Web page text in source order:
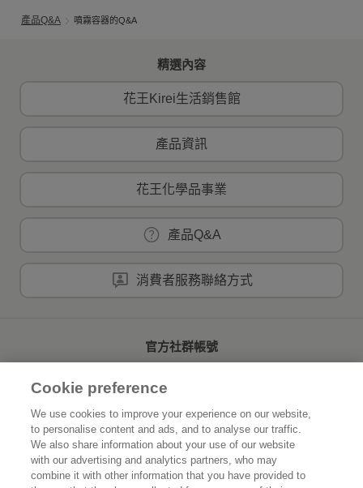
產品Q&A 噴霧容器的Q&A
精選內容
花王Kirei生活銷售館
產品資訊
花王化學品事業
產品Q&A
消費者服務聯絡方式
官方社群帳號
首頁 關於花王
可持續發展 創新研發
Cookie preference
We use cookies to improve your experience on our website,
to personalise content and ads, and to analyse our traffic.
We also share information about your use of our website
with our advertising and analytics partners, who may
combine it with other information that you have provided to